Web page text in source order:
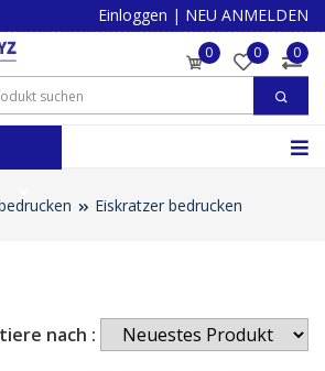
Einloggen | NEU ANMELDEN
0 0 0
Eiskratzer bedrucken
nach :